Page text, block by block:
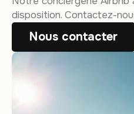
disposition. Contactez-
Nous contacter